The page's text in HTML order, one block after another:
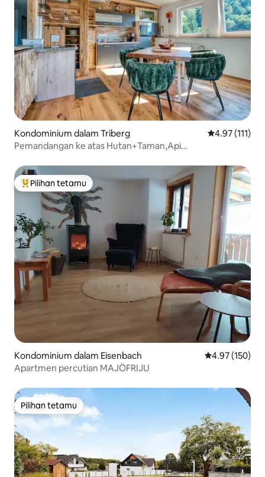
Kondominium dalam Triberg Penarafan
4.97 (111)
Pemandangan ke atas Hutan+Taman,Api
Pilihan utama tetamu
Pilihan tetamu
Kondominium dalam Eisenbach Penarafan
4.97 (150)
Apartmen percutian MAJÖFRIJU
Pilihan tetamu
Pilihan tetamu